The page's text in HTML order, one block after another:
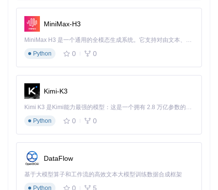
MiniMax-H3
MiniMax H3 是一个通用的全模态生成系统。它支持对由文本、图像、视频和音频组成的多模态上下文进行统一理解，并能生成分辨率高达 2K、时长可达 15 秒的带原生立体声音频的视频。得益于面向任务泛化的系统设计，H3 在预训练阶段就已具备广泛的多模态上下文理解与生成能力，能够出色地执行复杂的多模态指令。
Python
0 0
Kimi-K3
Kimi K3 是Kimi能力最强的模型：这是一个拥有 2.8 万亿参数的混合专家（MoE）模型，具备原生视觉理解能力，并支持 100 万 token 的上下文窗口。
Python
0 0
DataFlow
基于大模型算子和工作流的高效文本大模型训练数据合成框架
Python
0 5